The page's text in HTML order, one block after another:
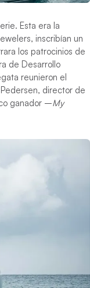
Esta era la
inscribían un
los patrocinios de
de Desarrollo
reunieron el
director de
ganador –My